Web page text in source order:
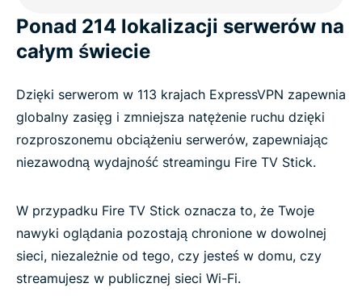
Ponad 214 lokalizacji serwerów na
całym świecie
Dzięki serwerom w 113 krajach ExpressVPN zapewnia
globalny zasięg i zmniejsza natężenie ruchu dzięki
rozproszonemu obciążeniu serwerów, zapewniając
niezawodną wydajność streamingu Fire TV Stick.
W przypadku Fire TV Stick oznacza to, że Twoje
nawyki oglądania pozostają chronione w dowolnej
sieci, niezależnie od tego, czy jesteś w domu, czy
streamujesz w publicznej sieci Wi-Fi.